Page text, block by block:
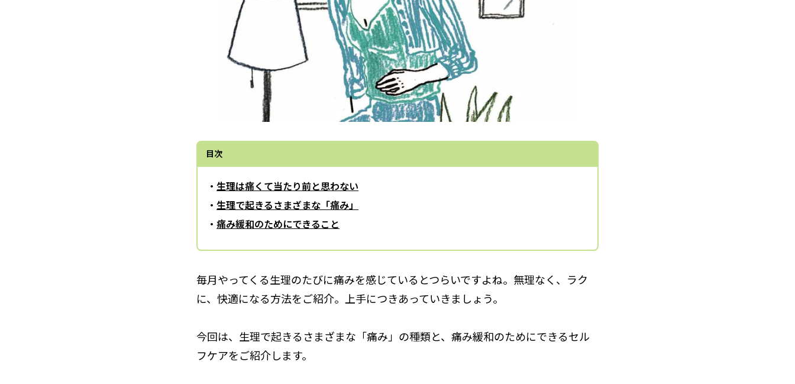
目次
生理は痛くて当たり前と思わない
生理で起きるさまざまな「痛み」
痛み緩和のためにできること
毎月やってくる生理のたびに痛みを感じているとつらいですよね。無理なく、ラク
に、快適になる方法をご紹介。上手につきあっていきましょう。
今回は、生理で起きるさまざまな「痛み」の種類と、痛み緩和のためにできるセル
フケアをご紹介します。